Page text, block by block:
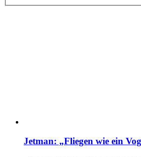
Jetman: „Fliegen wie ein